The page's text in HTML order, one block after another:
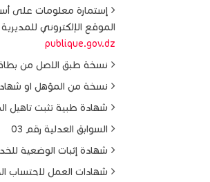
إستمارة معلومات على
الموقع الإلكتروني
publique.gov.dz
نسخة طبق الاصل من
نسخة من المؤهل او
شهادة طبية تثبت تاهيل
السوابق العدلية رقم 03
شهادة إثبات الوضعية
شهادات العمل لاحتساب